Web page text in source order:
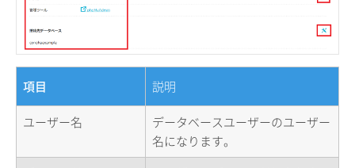
項目 説明
ユーザー名
データベースユーザーのユーザー
名になります。